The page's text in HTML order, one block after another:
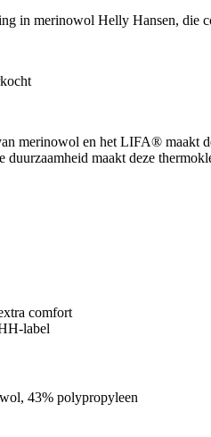
in merinowol Helly Hansen, die
merinowol en het LIFA® maakt
duurzaamheid maakt deze
comfort
label
43% polypropyleen